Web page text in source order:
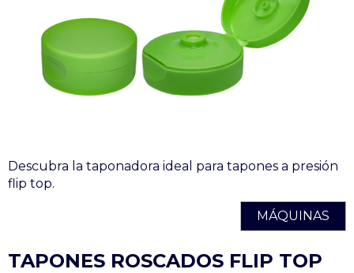
Descubra la taponadora ideal para tapones a presión
flip top.
MÁQUINAS
TAPONES ROSCADOS FLIP TOP